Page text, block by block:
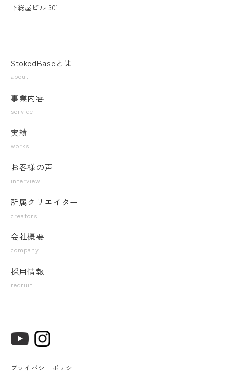
下総屋ビル 301
StokedBaseとは
about
事業内容
service
実績
works
お客様の声
interview
所属クリエイター
creators
会社概要
company
採用情報
recruit
プライバシーポリシー